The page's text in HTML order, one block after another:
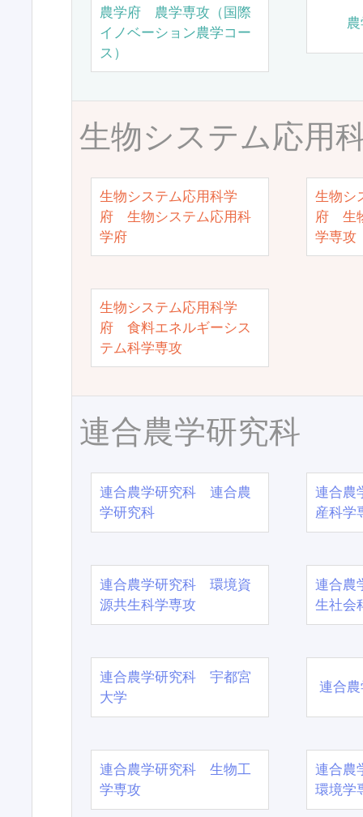
農学府 農学専攻（国際
イノベーション農学コー
ス）
生物システム応用
生物システム応用科学
府 生物システム応用科
学府
生物シ
府 生
学専攻
生物システム応用科学
府 食料エネルギーシス
テム科学専攻
連合農学研究科
連合農学研究科 連合農
学研究科
連合農
産科学
連合農学研究科 環境資
源共生科学専攻
連合農
生社会
連合農学研究科 宇都宮
大学
連合
連合農学研究科 生物工
学専攻
連合農
環境学